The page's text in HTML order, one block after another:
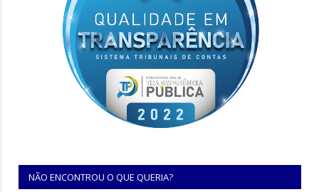
NÃO ENCONTROU O QUE QUERIA?